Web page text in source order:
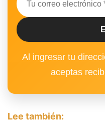
Al ingresar tu
aceptas
Lee también: